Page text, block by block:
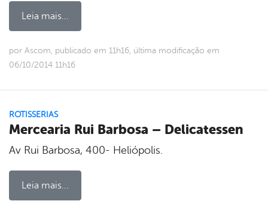
Leia mais...
por Ascom, publicado em 11h16, última modificação em
06/10/2014 11h16
ROTISSERIAS
Mercearia Rui Barbosa – Delicatessen
Av Rui Barbosa, 400- Heliópolis.
Leia mais...